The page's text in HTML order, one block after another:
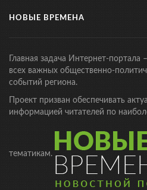
НОВЫЕ ВРЕМЕНА
Главная задача Интернет-
всех важных общественно-
событий региона.
Проект призван обеспечивать
информацией читателей по
тематикам.